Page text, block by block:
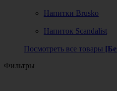
Напитки Brusko
Напиток Scandalist
Посмотреть все товары
Фильтры